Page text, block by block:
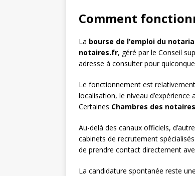
Comment
La bourse de l’emploi du
notaires.fr, géré par le Conseil
adresse à consulter pour
Le fonctionnement est
localisation, le niveau
Certaines Chambres des
Au-delà des canaux officiels,
cabinets de recrutement
de prendre contact directement
La candidature spontanée reste